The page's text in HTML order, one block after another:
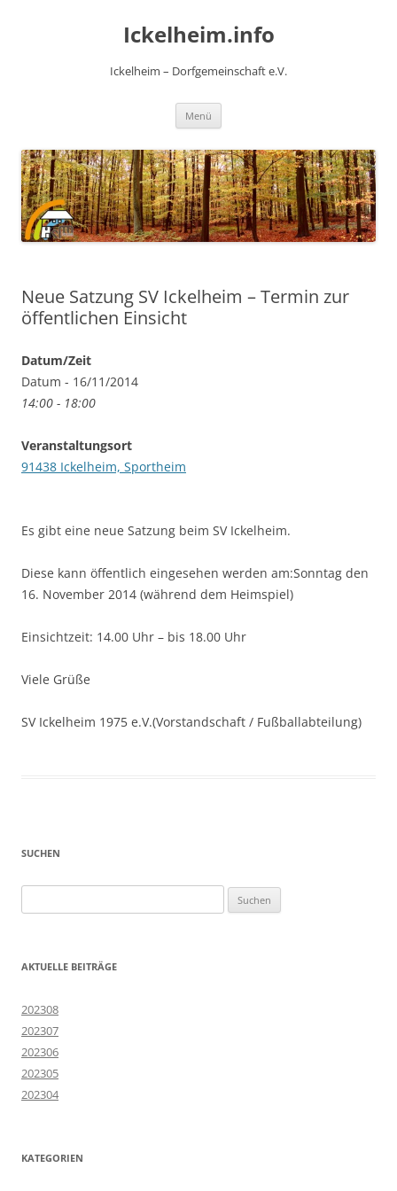
Ickelheim.info
Ickelheim – Dorfgemeinschaft e.V.
Menü
Neue Satzung SV Ickelheim – Termin zur
öffentlichen Einsicht
Datum/Zeit
Datum - 16/11/2014
14:00 - 18:00
Veranstaltungsort
91438 Ickelheim, Sportheim
Es gibt eine neue Satzung beim SV Ickelheim.
Diese kann öffentlich eingesehen werden am:Sonntag den
16. November 2014 (während dem Heimspiel)
Einsichtzeit: 14.00 Uhr – bis 18.00 Uhr
Viele Grüße
SV Ickelheim 1975 e.V.(Vorstandschaft / Fußballabteilung)
SUCHEN
nach:
AKTUELLE BEITRÄGE
202308
202307
202306
202305
202304
KATEGORIEN